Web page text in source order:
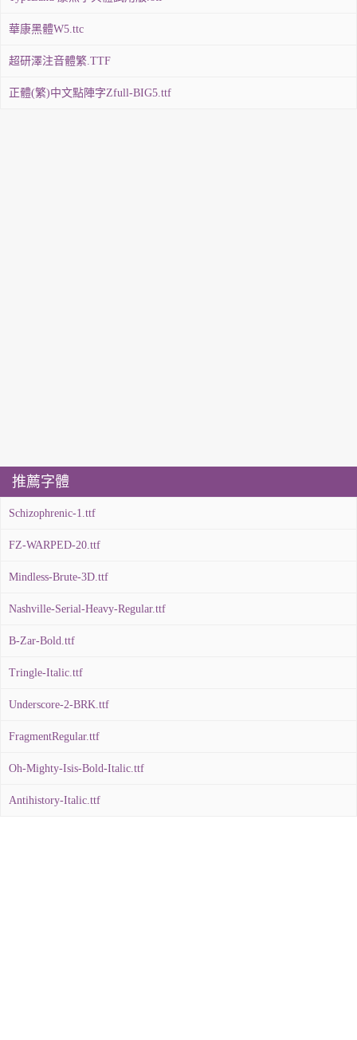
華康黑體W5.ttc
超研澤注音體繁.TTF
正體(繁)中文點陣字Zfull-BIG5.ttf
推薦字體
Schizophrenic-1.ttf
FZ-WARPED-20.ttf
Mindless-Brute-3D.ttf
Nashville-Serial-Heavy-Regular.ttf
B-Zar-Bold.ttf
Tringle-Italic.ttf
Underscore-2-BRK.ttf
FragmentRegular.ttf
Oh-Mighty-Isis-Bold-Italic.ttf
Antihistory-Italic.ttf